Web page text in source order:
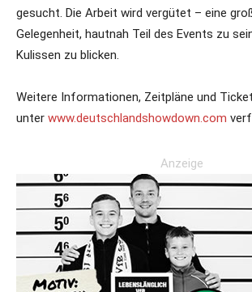
gesucht. Die Arbeit wird vergütet – eine
Gelegenheit, hautnah Teil des Events zu
Kulissen zu blicken.
Weitere Informationen, Zeitpläne und
unter www.deutschlandshowdown.com
Anzeige